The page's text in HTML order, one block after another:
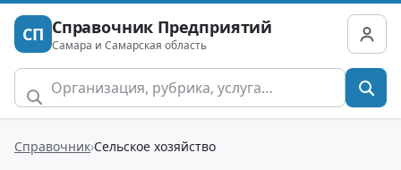
СП Справочник Предприятий
Самара и Самарская область
Справочник Сельское хозяйство